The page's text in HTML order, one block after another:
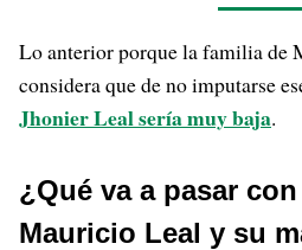
Lo anterior porque la familia de
considera que de no imputarse
Jhonier Leal sería muy baja.
¿Qué va a pasar
Mauricio Leal y su